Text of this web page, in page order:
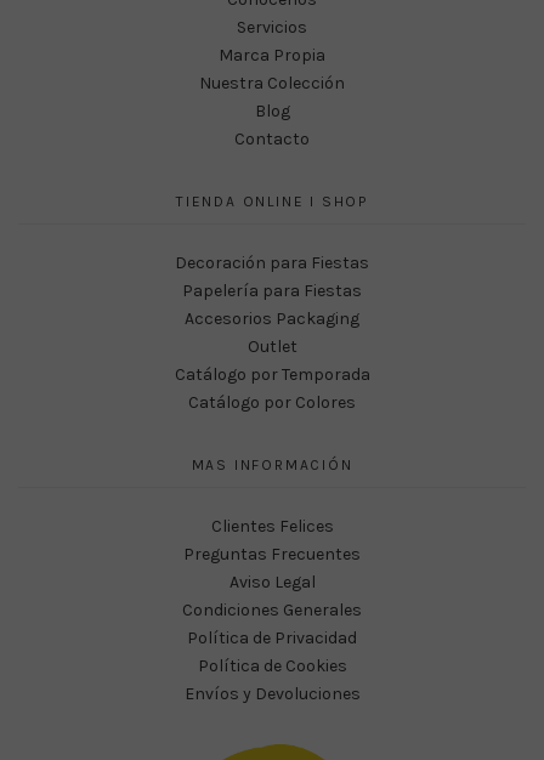
Servicios
Marca Propia
Nuestra Colección
Blog
Contacto
TIENDA ONLINE I SHOP
Decoración para Fiestas
Papelería para Fiestas
Accesorios Packaging
Outlet
Catálogo por Temporada
Catálogo por Colores
MAS INFORMACIÓN
Clientes Felices
Preguntas Frecuentes
Aviso Legal
Condiciones Generales
Política de Privacidad
Política de Cookies
Envíos y Devoluciones